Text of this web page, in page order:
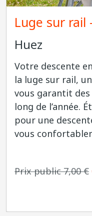
Luge sur rail
Huez
Votre descente
la luge sur rail,
vous garantit
long de l’année.
pour une
vous
Prix public 7,00 €